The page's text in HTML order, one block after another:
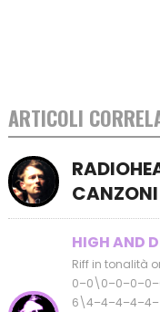
ARTICOLI
CANZONI
HIGH AND
Riff in tonalità
6\4–4–4–4–4–